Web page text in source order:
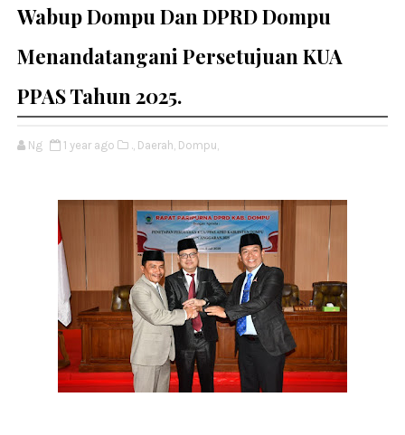
Wabup Dompu Dan DPRD Dompu
Menandatangani Persetujuan KUA
PPAS Tahun 2025.
Ng 1 year ago ., Daerah, Dompu,